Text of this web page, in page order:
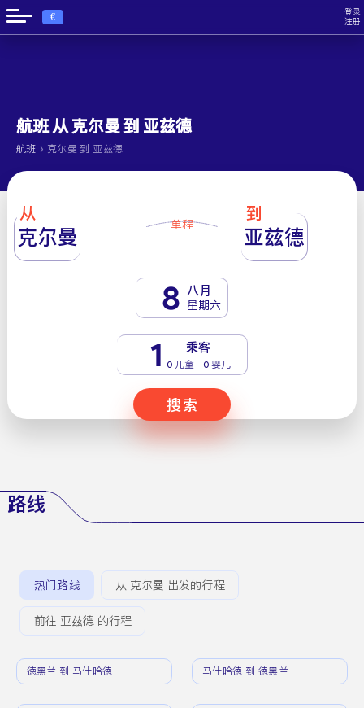
€
登录
注册
航班 从 克尔曼 到 亚兹德
航班 › 克尔曼 到 亚兹德
从
克尔曼 单程
到
亚兹德
8 八月
星期六
1 乘客
0 儿童 - 0 婴儿
搜索
路线
热门路线 从 克尔曼 出发的行程
前往 亚兹德 的行程
德黑兰 到 马什哈德 马什哈德 到 德黑兰